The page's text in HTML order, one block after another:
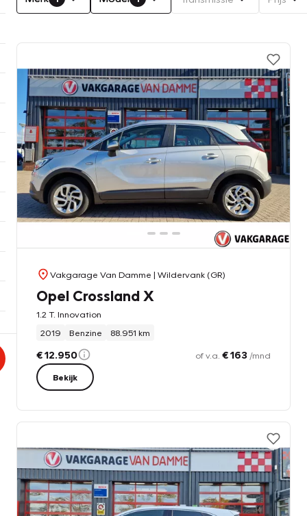
Vakgarage Van Damme | Wildervank (GR)
Opel Crossland X
1.2 T. Innovation
2019
Benzine 88.951 km
€ 12.950 of v.a. € 163 /mnd
Bekijk